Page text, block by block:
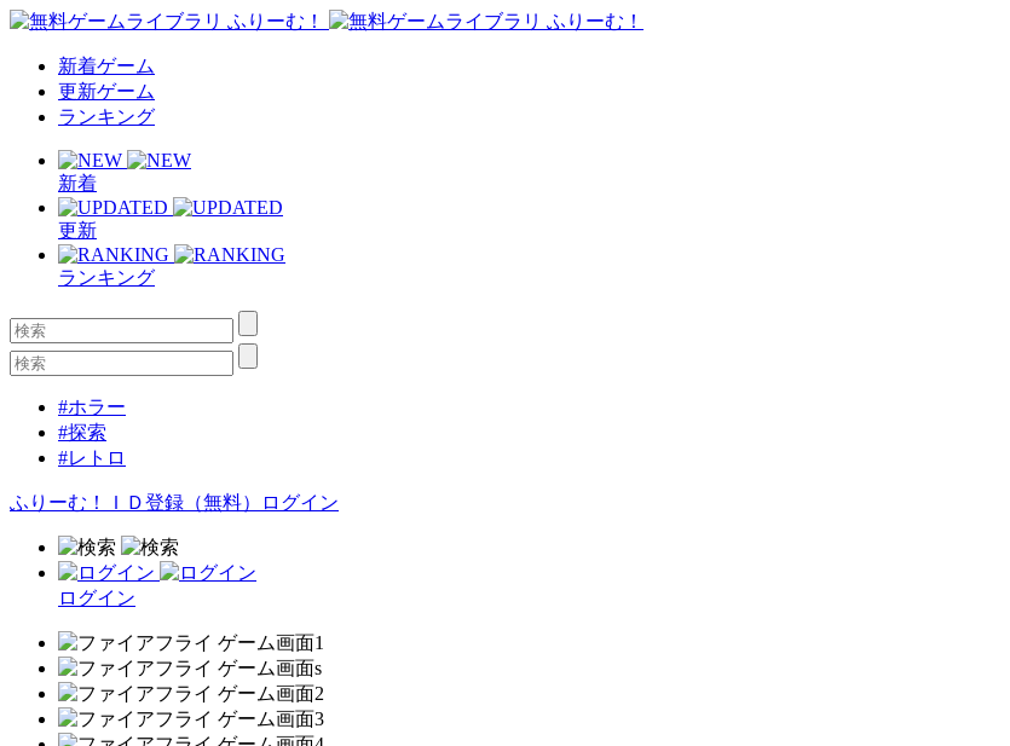
新着ゲーム
更新ゲーム
ランキング
新着
更新
ランキング
#ホラー
#探索
#レトロ
ふりーむ！ＩＤ登録（無料） ログイン
ログイン